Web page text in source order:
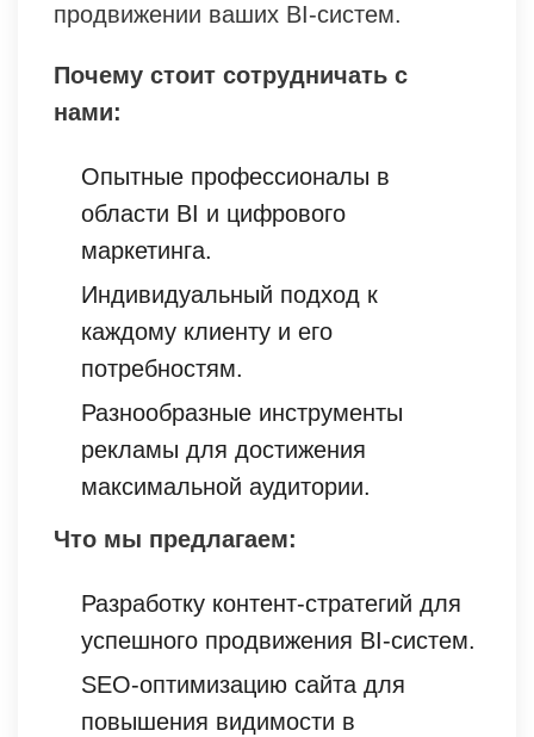
продвижении ваших BI-систем.
Почему стоит сотрудничать с
нами:
Опытные профессионалы в
области BI и цифрового
маркетинга.
Индивидуальный подход к
каждому клиенту и его
потребностям.
Разнообразные инструменты
рекламы для достижения
максимальной аудитории.
Что мы предлагаем:
Разработку контент-стратегий для
успешного продвижения BI-систем.
SEO-оптимизацию сайта для
повышения видимости в